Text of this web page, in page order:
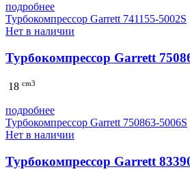
подробнее
Турбокомпрессор Garrett 741155-5002S
Нет в наличии
Турбокомпрессор Garrett
18 cm3
подробнее
Турбокомпрессор Garrett 750863-5006S
Нет в наличии
Турбокомпрессор Garrett